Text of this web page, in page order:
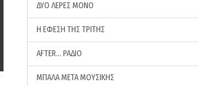
ΔΥΟ ΛΕΡΕΣ ΜΟΝΟ
Η ΕΦΕΣΗ ΤΗΣ ΤΡΙΤΗΣ
AFTER… ΡΑΔΙΟ
ΜΠΑΛΑ ΜΕΤΑ ΜΟΥΣΙΚΗΣ